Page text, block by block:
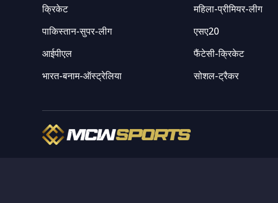
क्रिकेट महिला-प्रीमियर-लीग
पाकिस्तान-सुपर-लीग
एसए20
आईपीएल
फैंटेसी-क्रिकेट
भारत-बनाम-ऑस्ट्रेलिया
सोशल-ट्रैकर